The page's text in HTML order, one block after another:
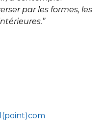
par les formes, les